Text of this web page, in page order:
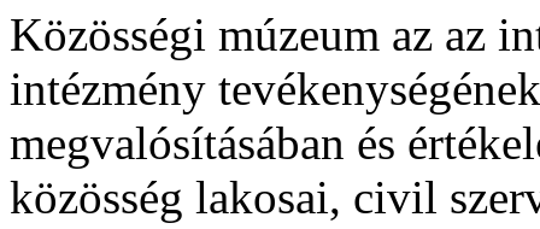
Közösségi múzeum az az
intézmény
megvalósításában és
közösség lakosai, civil